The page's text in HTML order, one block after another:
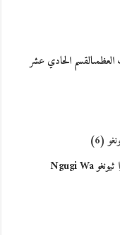
العظمىالقسم الحادي عشر
(6)
*ترجمة وتقديم لطفية الدليميخاص ( ثقافات )نغوغي وا ثيونغو Ngugi Wa